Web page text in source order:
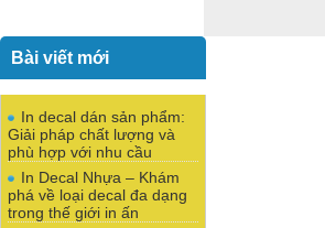
Bài viết mới
In decal dán sản phẩm:
Giải pháp chất lượng và
phù hợp với nhu cầu
In Decal Nhựa – Khám
phá về loại decal đa dạng
trong thế giới in ấn